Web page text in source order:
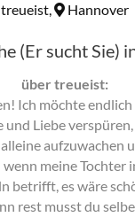
treueist, Hannover
(Er sucht Sie)
über treueist:
Ich möchte endlich
und Liebe
aufzuwachen
meine Tochter
betrifft, es wäre
rest musst du